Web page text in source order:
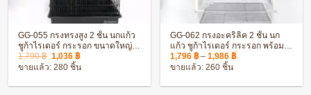
GG-055 กรงทรงสูง 2 ชั้น นกแก้ว
ชูก้าไรเดอร์ กระรอก ขนาดใหญ่
เคลือบกันสนิม ประกอบง่าย
1,790฿ Original
price
was:
1,036 ฿Current
price
is:
ขายแล้ว: 280 ชิ้น
GG-062 กรงอะคริลิค 2 ชั้น นก
แก้ว ชูก้าไรเดอร์ กระรอก พร้อม
อุปกรณ์ครบชุด แข็งแรง ทนทาน
1,796 ฿ – 1,986 ฿Price
1,986 ฿
ขายแล้ว: 260 ชิ้น